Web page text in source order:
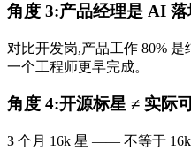
角度 3:产品经理是 AI
对比开发岗,产品工作 80%
一个工程师更早完成。
角度 4:开源标星 ≠ 实际
3 个月 16k 星 —— 不等于 16k